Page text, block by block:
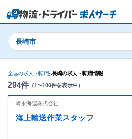
長崎市
全国の求人・転職>長崎の求人・転職情報
294件 （1〜100件を表示中）
崎永海運株式会社
海上輸送作業スタッフ